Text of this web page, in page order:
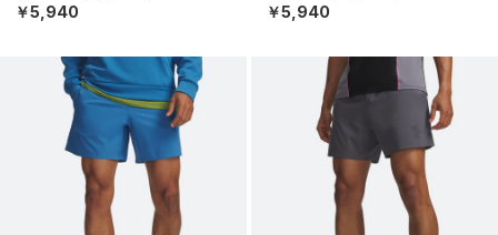
￥5,940 ￥5,940